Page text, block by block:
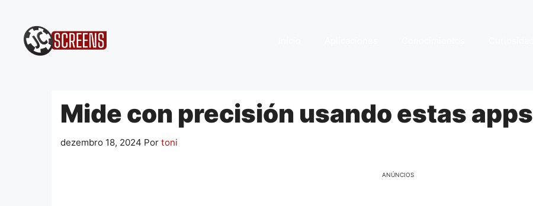
conteúdo
Mide con precisión usando estas apps
dezembro 18, 2024 Por toni
ANÚNCIOS